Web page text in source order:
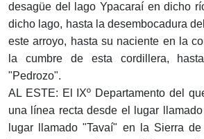
desagüe del lago Ypacaraí en dicho
dicho lago, hasta la desembocadura
este arroyo, hasta su naciente en la
la cumbre de esta cordillera,
"Pedrozo".
AL ESTE: El IXº Departamento del
una línea recta desde el lugar
lugar llamado "Tavaí" en la Sierra